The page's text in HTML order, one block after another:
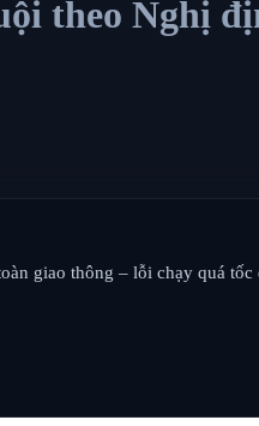
theo Nghị
giao thông – lỗi chạy quá tốc